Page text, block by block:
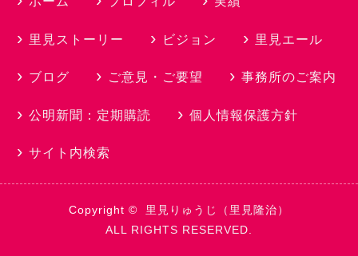
里見ストーリー ビジョン 里見エール
ブログ ご意見・ご要望 事務所のご案内
公明新聞：定期購読 個人情報保護方針
サイト内検索
Copyright © 里見りゅうじ（里見隆治）
ALL RIGHTS RESERVED.